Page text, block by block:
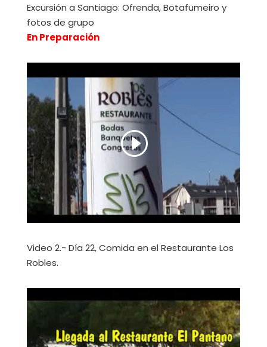
Excursión a Santiago: Ofrenda, Botafumeiro y
fotos de grupo
En Preparación
Video 2.- Día 22, Comida en el Restaurante Los
Robles.